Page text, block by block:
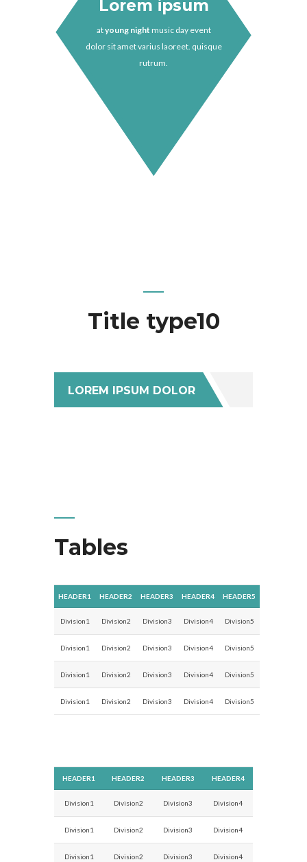
Lorem ipsum
atyoung night music day event
dolor sit amet varius laoreet. quisque
rutrum.
Title type10
LOREM IPSUM DOLOR
Tables
HEADER1 HEADER2 HEADER3 HEADER4 HEADER5
Division1 Division2 Division3 Division4 Division5
Division1 Division2 Division3 Division4 Division5
Division1 Division2 Division3 Division4 Division5
Division1 Division2 Division3 Division4 Division5
HEADER1 HEADER2 HEADER3 HEADER4
Division1 Division2 Division3 Division4
Division1 Division2 Division3 Division4
Division1 Division2 Division3 Division4